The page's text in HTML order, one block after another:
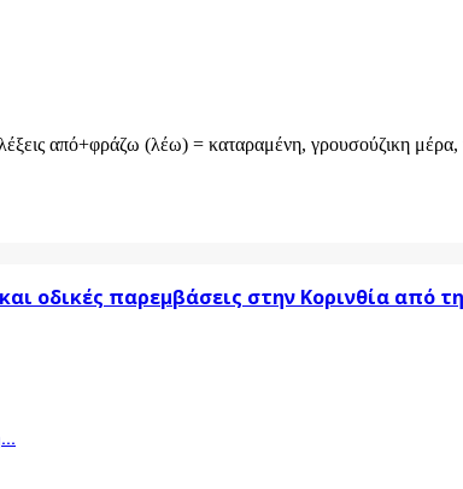
από+φράζω (λέω) = καταραμένη, γρουσούζικη μέρα,
οδικές παρεμβάσεις στην Κορινθία από